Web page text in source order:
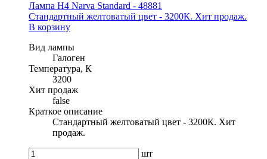
Лампа H4 Narva Standard - 48881
Стандартный желтоватый цвет - 3200К. Хит продаж.
В корзину
Вид лампы
Галоген
Температура, К
3200
Хит продаж
false
Краткое описание
Стандартный желтоватый цвет - 3200К. Хит
продаж.
шт